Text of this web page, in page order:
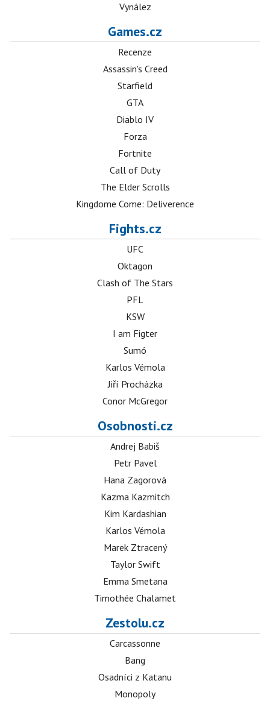
Vynález
Games.cz
Recenze
Assassin's Creed
Starfield
GTA
Diablo IV
Forza
Fortnite
Call of Duty
The Elder Scrolls
Kingdome Come: Deliverence
Fights.cz
UFC
Oktagon
Clash of The Stars
PFL
KSW
I am Figter
Sumó
Karlos Vémola
Jiří Procházka
Conor McGregor
Osobnosti.cz
Andrej Babiš
Petr Pavel
Hana Zagorová
Kazma Kazmitch
Kim Kardashian
Karlos Vémola
Marek Ztracený
Taylor Swift
Emma Smetana
Timothée Chalamet
Zestolu.cz
Carcassonne
Bang
Osadníci z Katanu
Monopoly